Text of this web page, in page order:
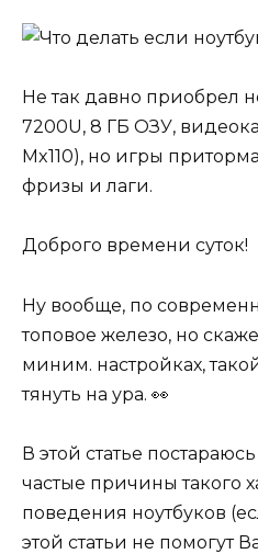
Не так давно приобрел
7200U, 8 ГБ ОЗУ,
Mx110), но игры
фризы и лаги.
Доброго времени суток!
Ну вообще, по
топовое железо, но
миним. настройках,
тянуть на ура. 👀
В этой статье
частые причины такого
поведения ноутбуков
этой статьи не помогут